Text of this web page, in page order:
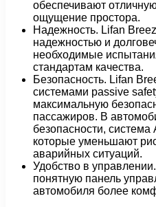
обеспечивают
ощущение простора.
Надежность. Lifan
надежностью и
необходимые
стандартам качества.
Безопасность. Lifan
системами passivе
максимальную
пассажиров. В
безопасности,
которые уменьшают
аварийных ситуаций.
Удобство в
понятную панель
автомобиля более